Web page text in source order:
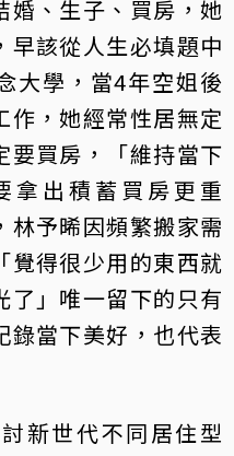
婚、生子、買房，她
早該從人生必填題中
大學，當4年空姐後
作，她經常性居無定
要買房，「維持當下
拿出積蓄買房更重
林予晞因頻繁搬家需
覺得很少用的東西就
了」唯一留下的只有
錄當下美好，也代表
新世代不同居住型